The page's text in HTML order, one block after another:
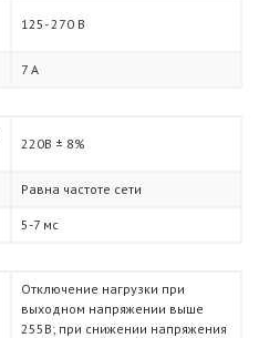
125- 270 В
7 А
220В ± 8%
Равна частоте сети
5-7 мс
Отключение нагрузки при
выходном напряжении выше
255В; при снижении напряжения